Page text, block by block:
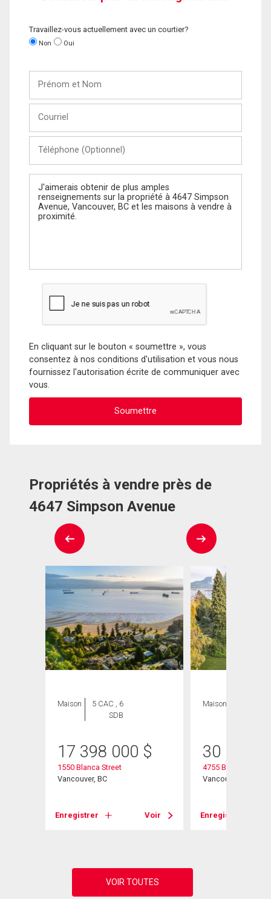
Travaillez-vous actuellement avec un courtier?
Non Oui
Nom
(Optionnel)
Message
En cliquant sur le bouton « soumettre », vous
consentez à nos conditions d'utilisation et vous nous
fournissez l'autorisation écrite de communiquer avec
vous.
Propriétés à vendre près de
4647 Simpson Avenue
Maison
5 CAC , 6
SDB
17 398 000 $
1550 Blanca Street
Vancouver, BC
Enregistrer Voir
Maison
30 000
4755 Belmont
Vancouver, BC
Enregistrer